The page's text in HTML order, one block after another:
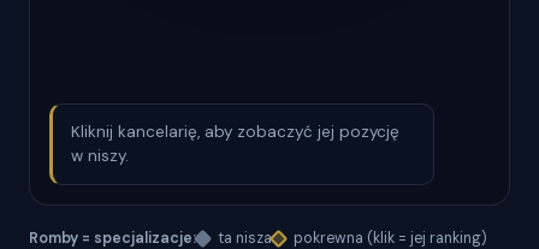
Kliknij kancelarię, aby zobaczyć jej pozycję
w niszy.
Romby = specjalizacje: ta nisza
pokrewna (klik = jej ranking)